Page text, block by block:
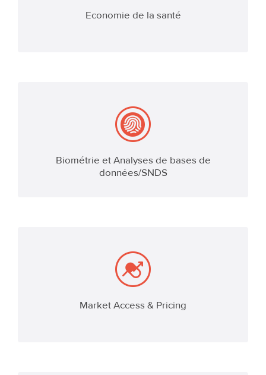
Economie de la santé
EN SAVOIR PLUS
Biométrie et Analyses de bases de
données/SNDS
EN SAVOIR PLUS
Market Access & Pricing
EN SAVOIR PLUS